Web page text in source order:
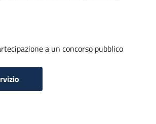
a un concorso pubblico